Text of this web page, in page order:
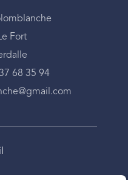
Fort
68 35 94